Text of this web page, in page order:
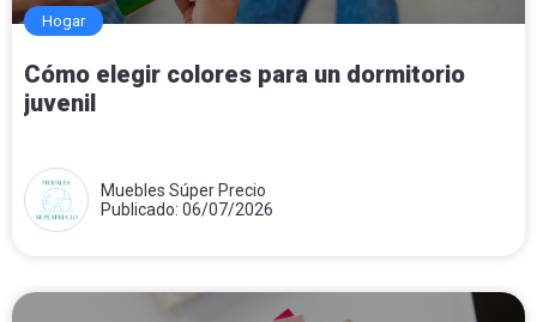
Hogar
Cómo elegir colores para un dormitorio
juvenil
Muebles Súper Precio
Publicado: 06/07/2026